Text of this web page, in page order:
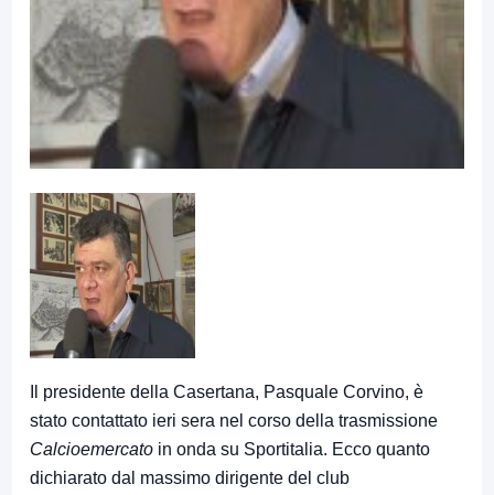
Il presidente della Casertana, Pasquale Corvino, è
stato contattato ieri sera nel corso della trasmissione
Calcioemercato in onda su Sportitalia. Ecco quanto
dichiarato dal massimo dirigente del club